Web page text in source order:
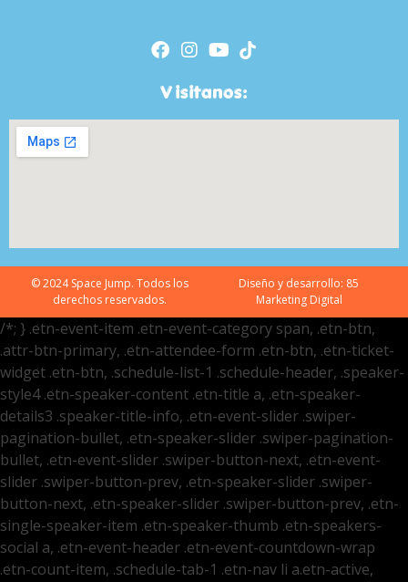
Visitanos:
© 2024 Space Jump. Todos los
derechos reservados.
Diseño y desarrollo: 85
Marketing Digital
/*; } .etn-event-item .etn-event-category span, .etn-btn,
.attr-btn-primary, .etn-attendee-form .etn-btn, .etn-ticket-
widget .etn-btn, .schedule-list-1 .schedule-header, .speaker-
style4 .etn-speaker-content .etn-title a, .etn-speaker-
details3 .speaker-title-info, .etn-event-slider .swiper-
pagination-bullet, .etn-speaker-slider .swiper-pagination-
bullet, .etn-event-slider .swiper-button-next, .etn-event-
slider .swiper-button-prev, .etn-speaker-slider .swiper-
button-next, .etn-speaker-slider .swiper-button-prev, .etn-
single-speaker-item .etn-speaker-thumb .etn-speakers-
social a, .etn-event-header .etn-event-countdown-wrap
.etn-count-item, .schedule-tab-1 .etn-nav li a.etn-active,